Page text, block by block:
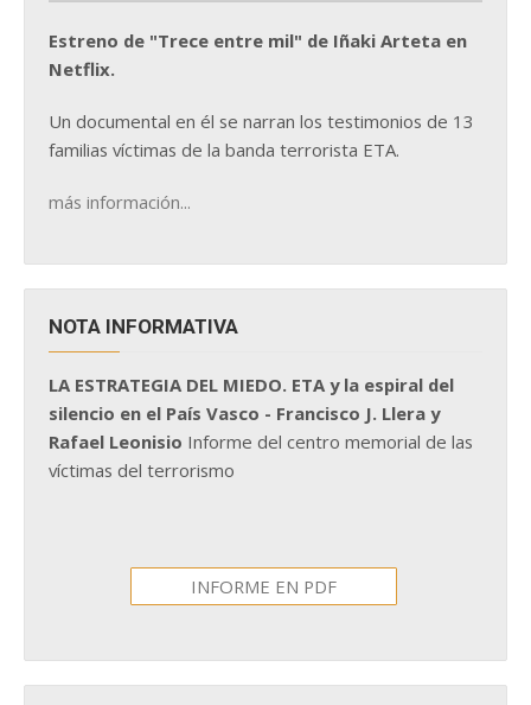
Estreno de "Trece entre mil" de Iñaki Arteta en
Netflix.
Un documental en él se narran los testimonios de 13
familias víctimas de la banda terrorista ETA.
más información...
NOTA INFORMATIVA
LA ESTRATEGIA DEL MIEDO. ETA y la espiral del
silencio en el País Vasco - Francisco J. Llera y
Rafael Leonisio Informe del centro memorial de las
víctimas del terrorismo
INFORME EN PDF